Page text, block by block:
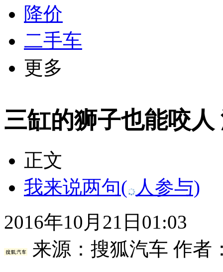
降价
二手车
更多
三缸的狮子也能咬人
正文
我来说两句( 人参与)
2016年10月21日01:03
来源： 搜狐汽车 作者